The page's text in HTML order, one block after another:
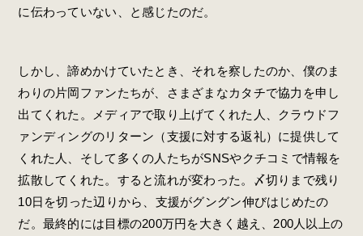
に伝わっていない、と感じたのだ。
しかし、諦めかけていたとき、それを察したのか、僕のま
わりの片岡ファンたちが、さまざまなカタチで協力を申し
出てくれた。メディアで取り上げてくれた人、クラウドフ
ァンディングのリターン（支援に対する返礼）に提供して
くれた人、そして多くの人たちがSNSやクチコミで情報を
拡散してくれた。すると流れが変わった。〆切りまで残り
10日を切った辺りから、支援がグングン伸びはじめたの
だ。最終的には目標の200万円を大きく越え、200人以上の